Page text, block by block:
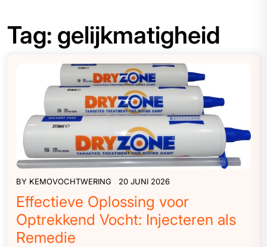
Tag: gelijkmatigheid
BY KEMOVOCHTWERING 20 JUNI 2026
Effectieve Oplossing voor
Optrekkend Vocht: Injecteren als
Remedie